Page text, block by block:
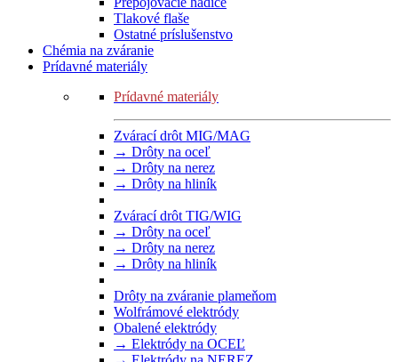
Tlakové flaše
Ostatné príslušenstvo
Chémia na zváranie
Prídavné materiály
Prídavné materiály
Zvárací drôt MIG/MAG
→ Drôty na oceľ
→ Drôty na nerez
→ Drôty na hliník
Zvárací drôt TIG/WIG
→ Drôty na oceľ
→ Drôty na nerez
→ Drôty na hliník
Drôty na zváranie plameňom
Wolfrámové elektródy
Obalené elektródy
→ Elektródy na OCEĽ